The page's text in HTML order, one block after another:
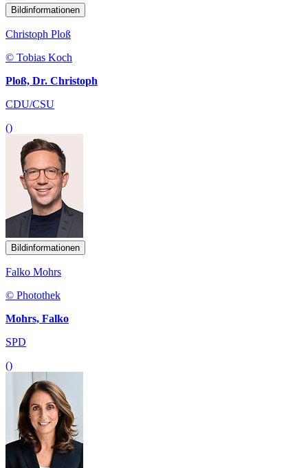
Bildinformationen
Christoph Ploß
© Tobias Koch
Ploß, Dr. Christoph
CDU/CSU
()
Bildinformationen
Falko Mohrs
© Photothek
Mohrs, Falko
SPD
()